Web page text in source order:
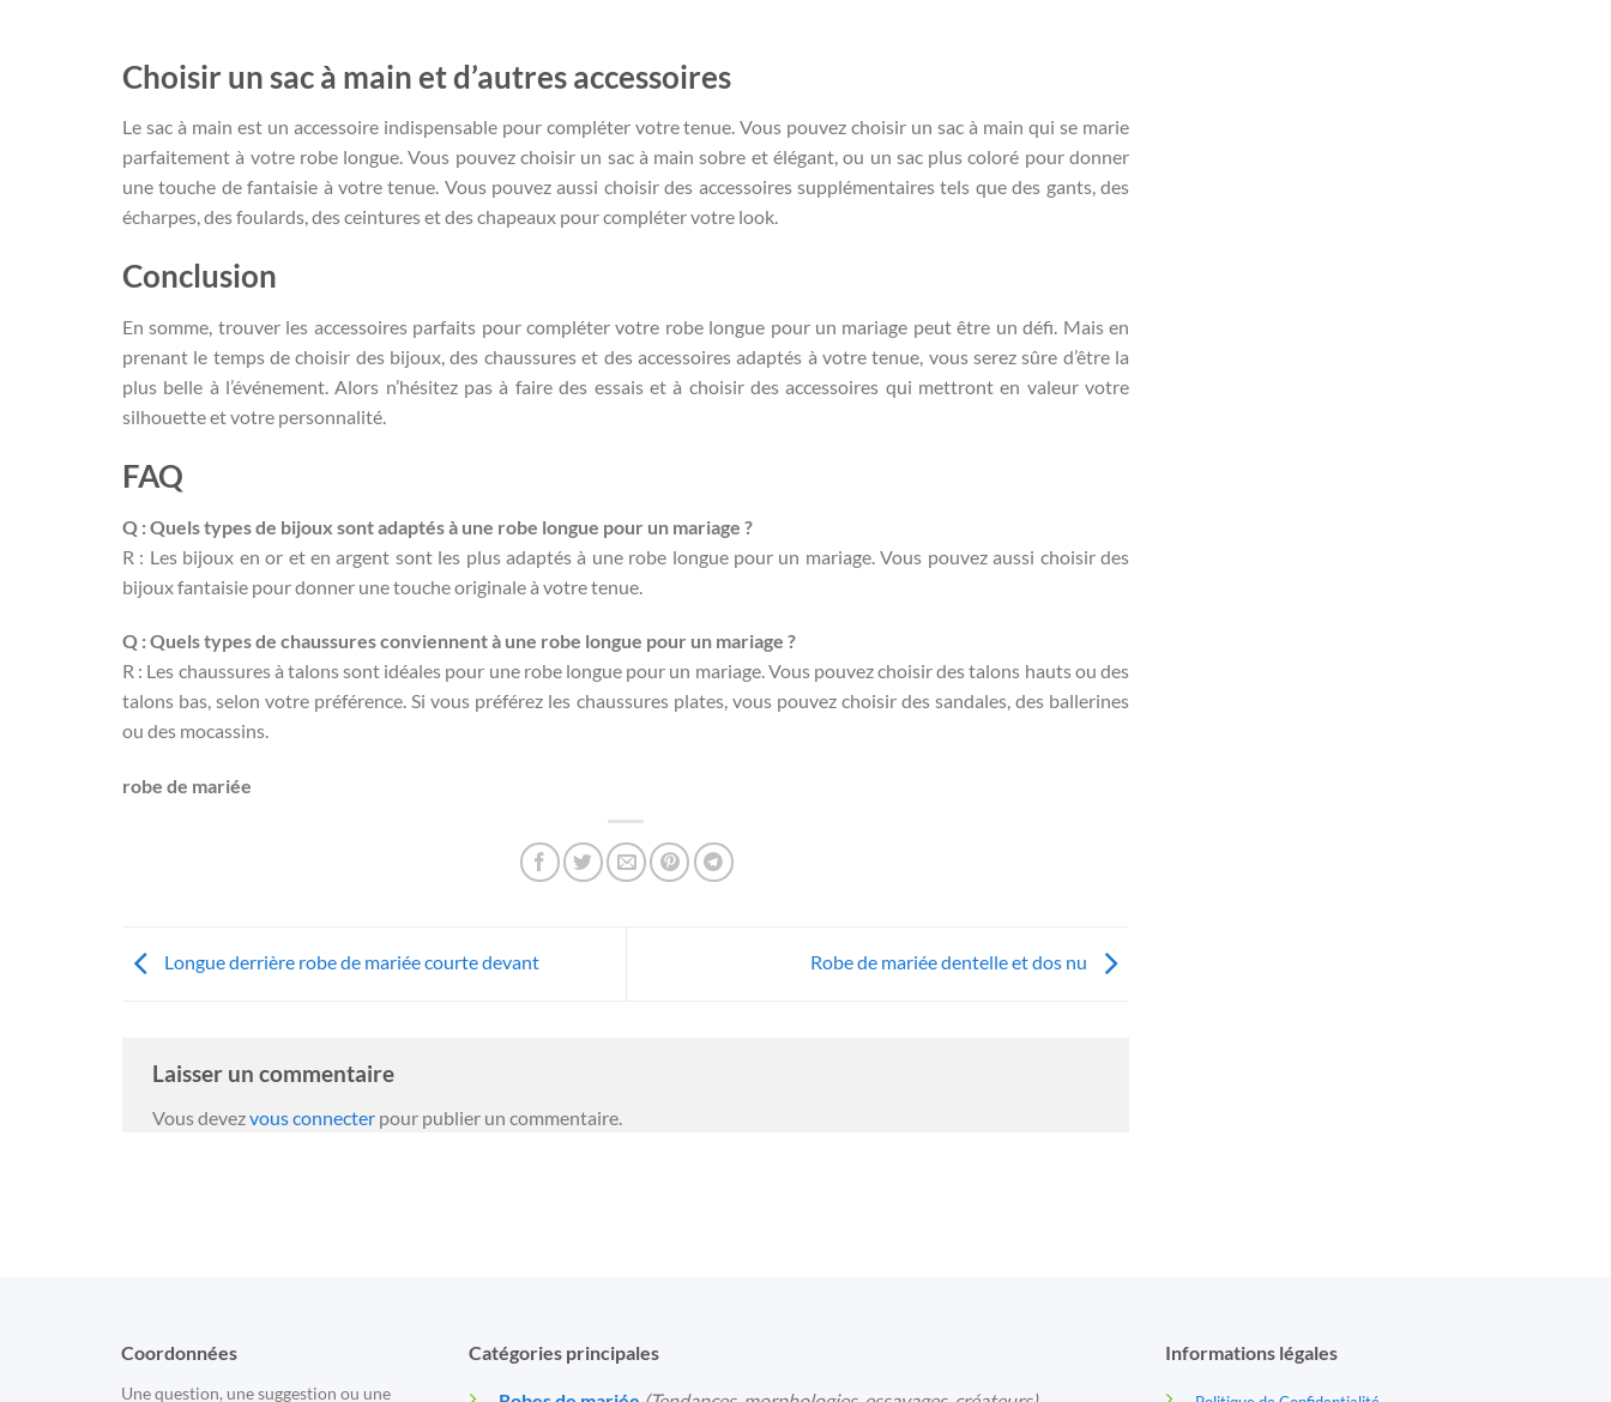
Choisir un sac à main et d’autres accessoires
Le sac à main est un accessoire indispensable pour compléter votre tenue. Vous pouvez choisir un sac à main qui se marie
parfaitement à votre robe longue. Vous pouvez choisir un sac à main sobre et élégant, ou un sac plus coloré pour donner
une touche de fantaisie à votre tenue. Vous pouvez aussi choisir des accessoires supplémentaires tels que des gants, des
écharpes, des foulards, des ceintures et des chapeaux pour compléter votre look.
Conclusion
En somme, trouver les accessoires parfaits pour compléter votre robe longue pour un mariage peut être un défi. Mais en
prenant le temps de choisir des bijoux, des chaussures et des accessoires adaptés à votre tenue, vous serez sûre d’être la
plus belle à l’événement. Alors n’hésitez pas à faire des essais et à choisir des accessoires qui mettront en valeur votre
silhouette et votre personnalité.
FAQ
Q : Quels types de bijoux sont adaptés à une robe longue pour un mariage ?
R : Les bijoux en or et en argent sont les plus adaptés à une robe longue pour un mariage. Vous pouvez aussi choisir des
bijoux fantaisie pour donner une touche originale à votre tenue.
Q : Quels types de chaussures conviennent à une robe longue pour un mariage ?
R : Les chaussures à talons sont idéales pour une robe longue pour un mariage. Vous pouvez choisir des talons hauts ou des
talons bas, selon votre préférence. Si vous préférez les chaussures plates, vous pouvez choisir des sandales, des ballerines
ou des mocassins.
robe de mariée
Longue derrière robe de mariée courte devant Robe de mariée dentelle et dos nu
Laisser un commentaire
Vous devezvous connecter pour publier un commentaire.
Coordonnées
Une question, une suggestion ou une
Catégories principales Informations légales